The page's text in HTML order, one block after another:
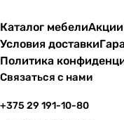
Каталог мебелиАкции
Условия доставки
Политика
Связаться с нами
+375 29 191-10-80